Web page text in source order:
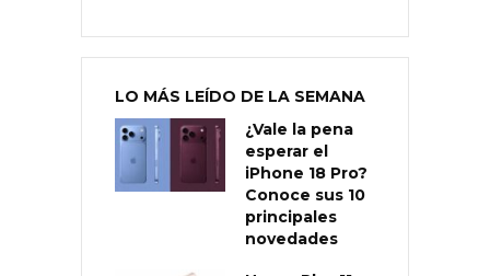
LO MÁS LEÍDO DE LA SEMANA
¿Vale la pena
esperar el
iPhone 18 Pro?
Conoce sus 10
principales
novedades